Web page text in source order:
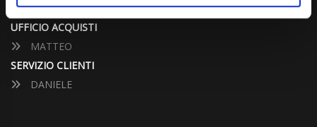
ALESSANDRO
UFFICIO ACQUISTI
MATTEO
SERVIZIO CLIENTI
DANIELE